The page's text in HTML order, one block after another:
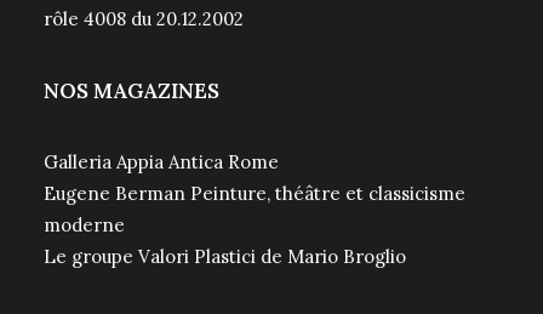
rôle 4008 du 20.12.2002
NOS MAGAZINES
Galleria Appia Antica Rome
Eugene Berman Peinture, théâtre et classicisme
moderne
Le groupe Valori Plastici de Mario Broglio